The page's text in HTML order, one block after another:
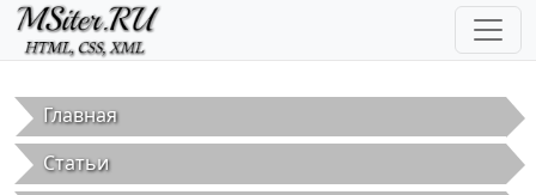
Перейти к основному содержанию
Главная
Статьи